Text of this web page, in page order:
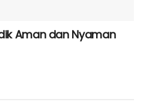
Aman dan Nyaman